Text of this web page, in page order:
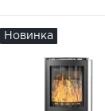
Новинка